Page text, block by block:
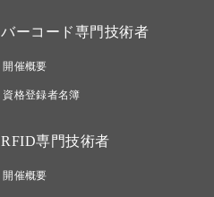
バーコード専門技術者
開催概要
資格登録者名簿
RFID専門技術者
開催概要